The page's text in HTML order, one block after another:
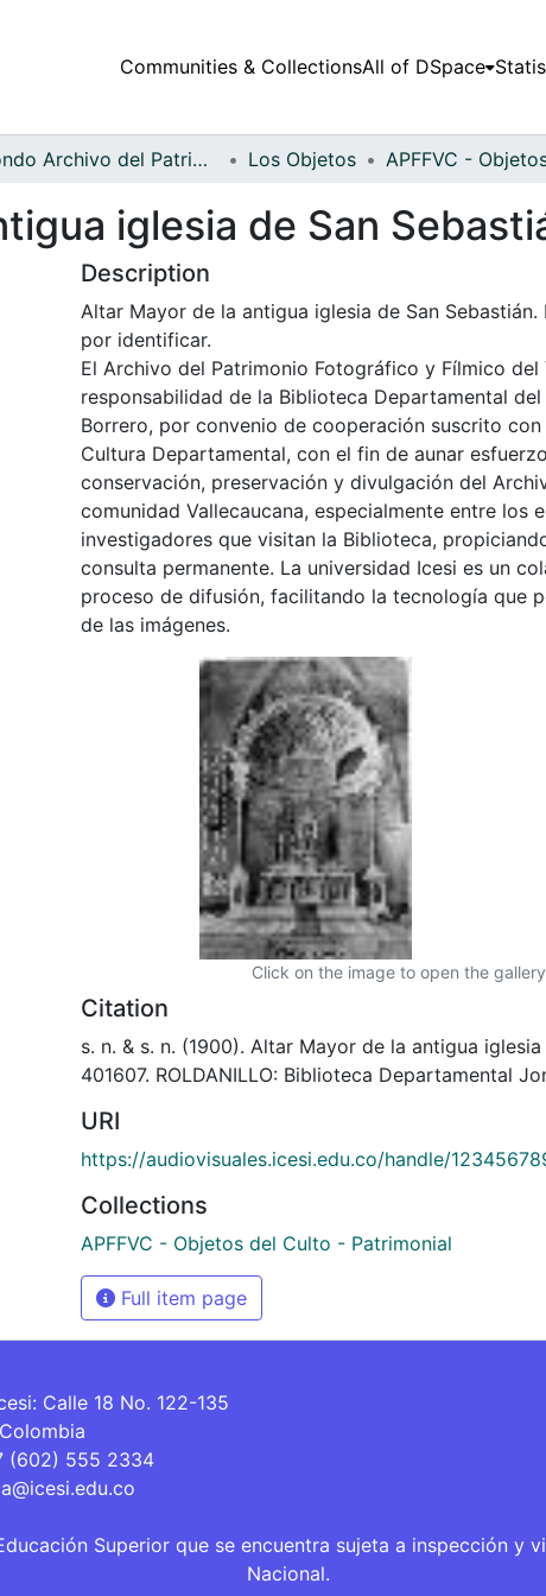
Communities & CollectionsAll of DSpace
Fondo Archivo del Patrimonio Fotográfico y Fílmico del Valle del Cauca Los Objetos
iglesia de San
Description
Altar Mayor de la antigua iglesia de San Sebastián.
por identificar.
El Archivo del Patrimonio Fotográfico y Fílmico del
responsabilidad de la Biblioteca Departamental
Borrero, por convenio de cooperación suscrito
Cultura Departamental, con el fin de aunar
conservación, preservación y divulgación del
comunidad Vallecaucana, especialmente entre los
investigadores que visitan la Biblioteca,
consulta permanente. La universidad Icesi es un
proceso de difusión, facilitando la tecnología que
de las imágenes.
Click on the image to open the
Citation
s. n. & s. n. (1900). Altar Mayor de la antigua
401607. ROLDANILLO: Biblioteca Departamental
URI
https://audiovisuales.icesi.edu.co/handle/
Collections
APFFVC - Objetos del Culto - Patrimonial
Full item page
Calle 18 No. 122-135
(602) 555 2334
Superior que se encuentra sujeta a inspección y
Nacional.